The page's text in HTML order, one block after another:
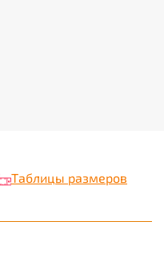
44 ЛХ.
Таблицы размеров